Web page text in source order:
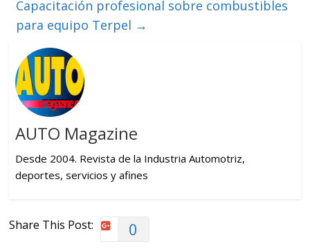
Capacitación profesional sobre combustibles
para equipo Terpel →
AUTO Magazine
Desde 2004. Revista de la Industria Automotriz,
deportes, servicios y afines
Share This Post: 0